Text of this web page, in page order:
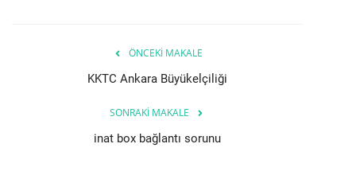
ÖNCEKI MAKALE
KKTC Ankara Büyükelçiliği
SONRAKI MAKALE
inat box bağlantı sorunu